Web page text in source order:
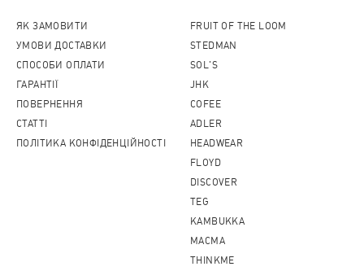
ЯК ЗАМОВИТИ
УМОВИ ДОСТАВКИ
СПОСОБИ ОПЛАТИ
ГАРАНТІЇ
ПОВЕРНЕННЯ
CТАТТІ
ПОЛІТИКА КОНФІДЕНЦІЙНОСТІ
FRUIT OF THE LOOM
STEDMAN
SOL'S
JHK
COFEE
ADLER
HEADWEAR
FLOYD
DISCOVER
TEG
KAMBUKKA
MACMA
THINKME